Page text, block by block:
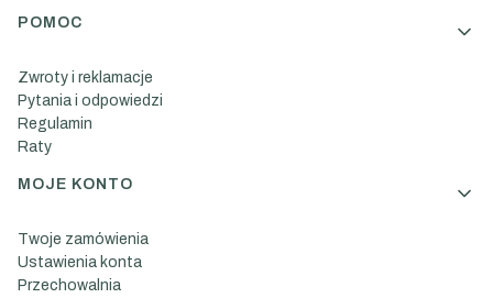
Linki w stopce
POMOC
Zwroty i reklamacje
Pytania i odpowiedzi
Regulamin
Raty
MOJE KONTO
Twoje zamówienia
Ustawienia konta
Przechowalnia